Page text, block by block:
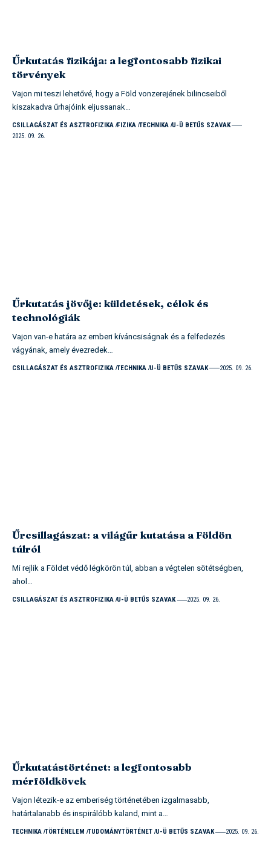
Űrkutatás fizikája: a legfontosabb fizikai
törvények
Vajon mi teszi lehetővé, hogy a Föld vonzerejének bilincseiből
kiszakadva űrhajóink eljussanak…
CSILLAGÁSZAT ÉS ASZTROFIZIKA FIZIKA TECHNIKA U-Ü BETŰS SZAVAK
2025. 09. 26.
Űrkutatás jövője: küldetések, célok és
technológiák
Vajon van-e határa az emberi kíváncsiságnak és a felfedezés
vágyának, amely évezredek…
CSILLAGÁSZAT ÉS ASZTROFIZIKA TECHNIKA U-Ü BETŰS SZAVAK 2025. 09. 26.
Űrcsillagászat: a világűr kutatása a Földön
túlról
Mi rejlik a Földet védő légkörön túl, abban a végtelen sötétségben,
ahol…
CSILLAGÁSZAT ÉS ASZTROFIZIKA U-Ü BETŰS SZAVAK 2025. 09. 26.
Űrkutatástörténet: a legfontosabb
mérföldkövek
Vajon létezik-e az emberiség történetében izgalmasabb,
határtalanabb és inspirálóbb kaland, mint a…
TECHNIKA TÖRTÉNELEM TUDOMÁNYTÖRTÉNET U-Ü BETŰS SZAVAK 2025. 09. 26.